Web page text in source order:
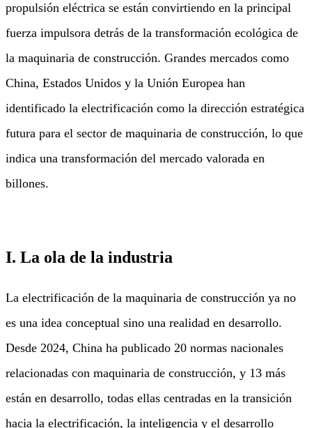
propulsión eléctrica se están convirtiendo en la principal
fuerza impulsora detrás de la transformación ecológica de
la maquinaria de construcción. Grandes mercados como
China, Estados Unidos y la Unión Europea han
identificado la electrificación como la dirección estratégica
futura para el sector de maquinaria de construcción, lo que
indica una transformación del mercado valorada en
billones.
I. La ola de la industria
La electrificación de la maquinaria de construcción ya no
es una idea conceptual sino una realidad en desarrollo.
Desde 2024, China ha publicado 20 normas nacionales
relacionadas con maquinaria de construcción, y 13 más
están en desarrollo, todas ellas centradas en la transición
hacia la electrificación, la inteligencia y el desarrollo